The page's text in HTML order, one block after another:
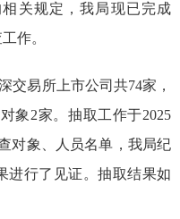
相关规定 ，我局现已完成
工作。
交易所上市公司共74家，
象2家。抽取工作于2025
对象、人员名单，我局纪
进行了见证。抽取结果如